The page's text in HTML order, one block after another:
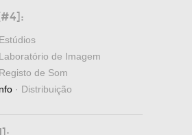
de Imagem
de Som
· Distribuição